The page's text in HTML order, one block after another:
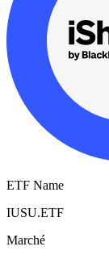
ETF Name
IUSU.ETF
Marché